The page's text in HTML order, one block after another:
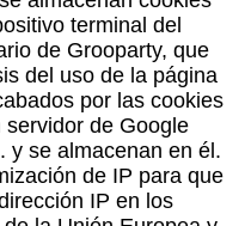
terminal del
de Grooparty, que
del uso de la página
por las cookies
de Google
y se almacenan en él.
de IP para que
IP en los